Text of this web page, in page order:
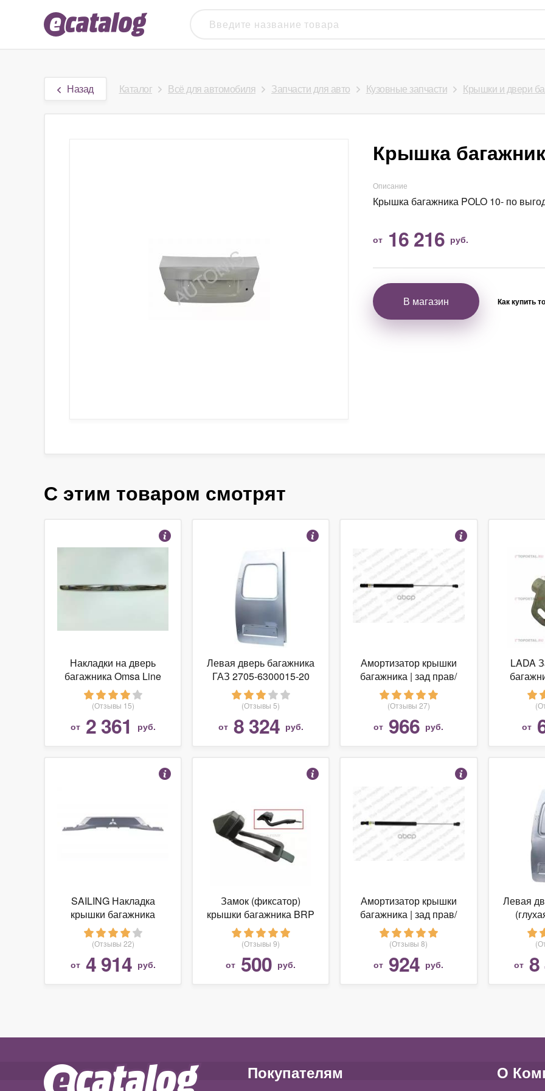
Назад Каталог Всё для автомобиля Запчасти для авто Кузовные запчасти Крышки и двери
Крышка
Описание
Крышка багажника POLO 10- по
от 16 216 руб.
В магазин Как купить
С этим товаром смотрят
Накладки на дверь
багажника Omsa Line
Накладка над номером
на крышку багажника,
нерж., SD 2602051
(Отзывы 15)
от 2 361 руб.
Левая дверь багажника
ГАЗ 2705-6300015-20
для ГАЗ Газель
(Отзывы 5)
от 8 324 руб.
Амортизатор крышки
багажника | зад прав/
лев | Kilen арт. 468027
(Отзывы 27)
от 966 руб.
LADA
от
SAILING Накладка
крышки багажника
серая Outlander 2015>
(Отзывы 22)
от 4 914 руб.
Замок (фиксатор)
крышки багажника BRP
SM-12493
(Отзывы 9)
от 500 руб.
Амортизатор крышки
багажника | зад прав/
лев | Kilen арт. 464041
(Отзывы 8)
от 924 руб.
Левая
от 8
Покупателям О